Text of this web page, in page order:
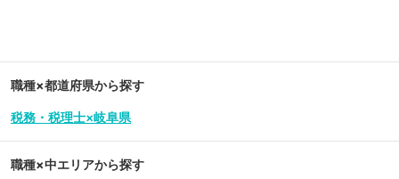
職種×都道府県から探す
税務・税理士×岐阜県
職種×中エリアから探す